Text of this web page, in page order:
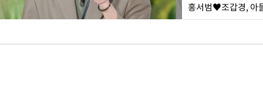
홍서범♥조갑경, 아